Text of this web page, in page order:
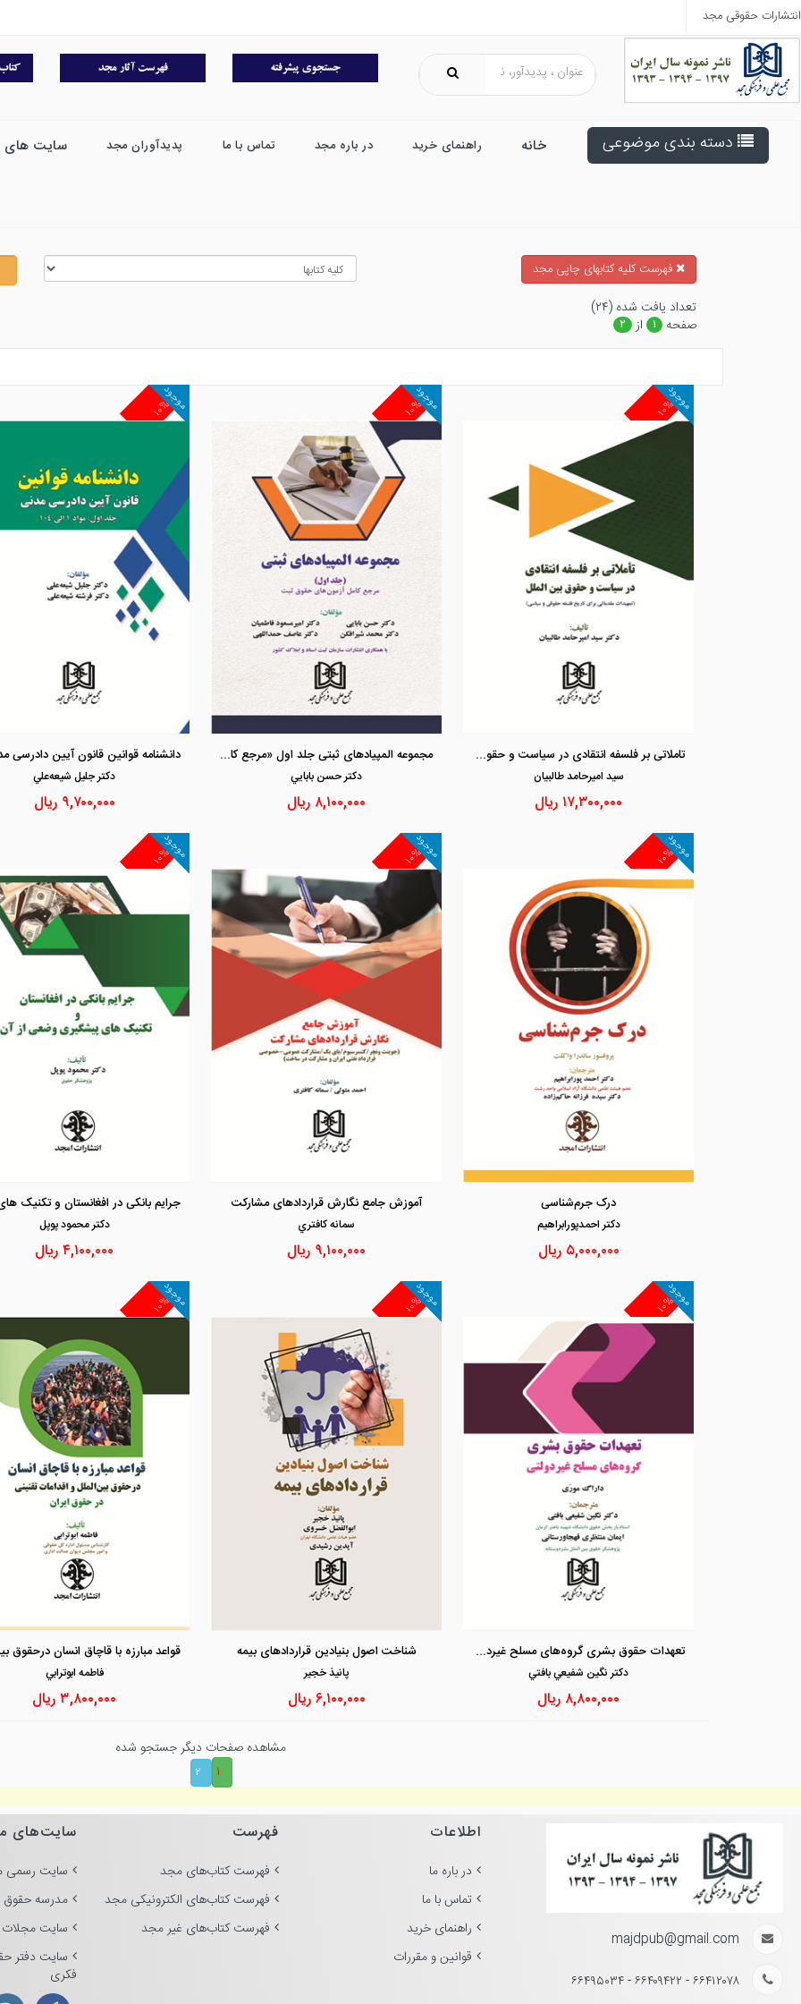
انتشارات حقوقی مجد
دسته بندی موضوعی خانه راهنمای خرید در باره مجد تماس با ما پدیدآوران مجد سایت های
فهرست کلیه کتابهای چاپی مجد
تعداد يافت شده (۲۴)
صفحه
۱ از ۲
۱۰%
موجود
مشاهده و خرید
تاملاتی بر فلسفه انتقادی در سیاست و حقوق بین‌الملل «تمهیدات مقدماتی برای تاریخ فلسفه حقوقی و سیاسی»
سيد اميرحامد طالبيان
۱۷,۳۰۰,۰۰۰ ریال
۱۰%
موجود
مجموعه المپیادهای ثبتی جلد اول «مرجع کامل آزمون های حقوق ثبت»
دكتر حسن بابايي
۸,۱۰۰,۰۰۰ ریال
۱۰%
موجود
دكتر جليل شيعه‌علي
۹,۷۰۰,۰۰۰ ریال
۱۰%
موجود
درک جرم‌شناسی
دكتر احمدپورابراهيم
۵,۰۰۰,۰۰۰ ریال
۱۰%
موجود
آموزش جامع نگارش قراردادهای مشارکت
سمانه كافتري
۹,۱۰۰,۰۰۰ ریال
۱۰%
موجود
دكتر محمود پوپل
۴,۱۰۰,۰۰۰ریال
۱۰%
موجود
تعهدات حقوق بشری گروه‌های مسلح غیردولتی
دكتر نگين شفيعي بافتي
۸,۸۰۰,۰۰۰ ریال
۱۰%
موجود
شناخت اصول بنیادین قراردادهای بیمه
پانيذ خجير
۶,۱۰۰,۰۰۰ریال
۱۰%
موجود
فاطمه ابوترابي
۳,۸۰۰,۰۰۰ریال
مشاهده صفحات دیگر جستجو شده
۱
۲
majdpub@gmail.com
۶۶۴۱۲۰۷۸ - ۶۶۴۰۹۴۲۲ - ۶۶۴۹۵۰۳۴
اطلاعات
در باره ما
تماس با ما
راهنمای خرید
قوانین و مقررات
فهرست
فهرست کتاب‌های مجد
فهرست کتاب‌های الکترونیکی مجد
فهرست کتاب‌های غیر مجد
سایت‌های
سایت رسمی
مدرسه
سایت
سایت دفتر
فکری